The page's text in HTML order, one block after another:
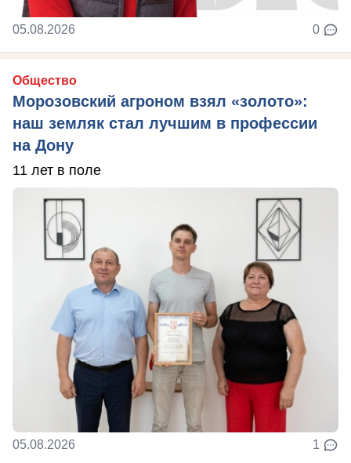
05.08.2026 0
Общество
Морозовский агроном взял «золото»:
наш земляк стал лучшим в профессии
на Дону
11 лет в поле
05.08.2026 1